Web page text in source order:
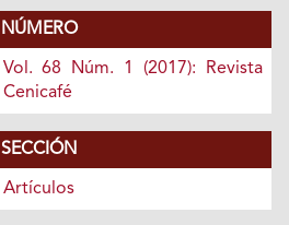
NÚMERO
Vol. 68 Núm. 1 (2017): Revista
Cenicafé
SECCIÓN
Artículos